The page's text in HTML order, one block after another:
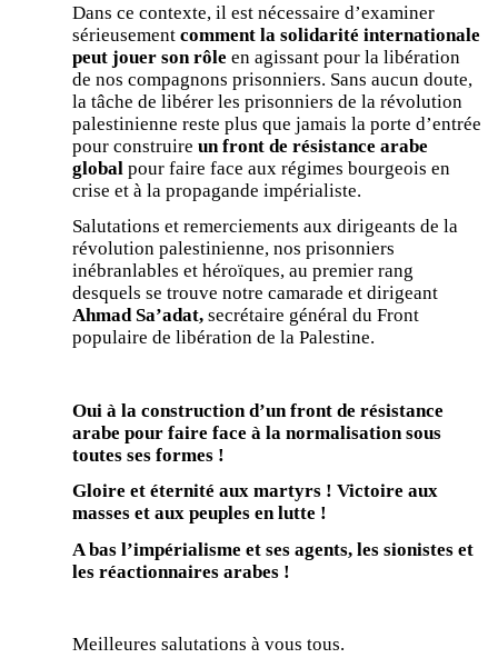
Dans ce contexte, il est nécessaire d’examiner
sérieusement comment la solidarité internationale
peut jouer son rôle en agissant pour la libération
de nos compagnons prisonniers. Sans aucun doute,
la tâche de libérer les prisonniers de la révolution
palestinienne reste plus que jamais la porte d’entrée
pour construire un front de résistance arabe
global pour faire face aux régimes bourgeois en
crise et à la propagande impérialiste.
Salutations et remerciements aux dirigeants de la
révolution palestinienne, nos prisonniers
inébranlables et héroïques, au premier rang
desquels se trouve notre camarade et dirigeant
Ahmad Sa’adat, secrétaire général du Front
populaire de libération de la Palestine.
Oui à la construction d’un front de résistance
arabe pour faire face à la normalisation sous
toutes ses formes !
Gloire et éternité aux martyrs ! Victoire aux
masses et aux peuples en lutte !
A bas l’impérialisme et ses agents, les sionistes et
les réactionnaires arabes !
Meilleures salutations à vous tous.